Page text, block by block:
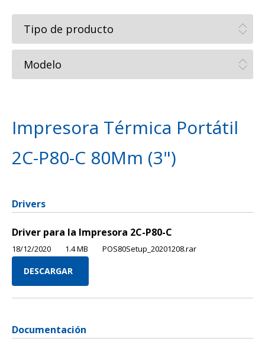
Impresora Térmica Portátil
2C-P80-C 80Mm (3")
Drivers
Driver para la Impresora 2C-P80-C
18/12/2020 1.4 MB POS80Setup_20201208.rar
DESCARGAR
Documentación